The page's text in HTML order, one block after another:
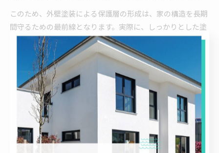
このため、外壁塗装による保護層の形成は、家の構造を長期
間守るための最前線となります。実際に、しっかりとした塗
装メンテナンスを行っている住宅は、外壁材の交換サイクル
が延び、トータルコストの削減や資産価値の維持にもつなが
ります。住まいを長持ちさせたい方には、計画的な外壁塗装
が不可欠です。
長持ちする外壁塗装のメンテナンス法
長持ちする外壁塗装のためには、計画的なメンテナンスが不
可欠です。塗装直後は美観が保たれますが、数年経過すると
紫外線や風雨の影響で小さなひび割れや色あせが進行しま